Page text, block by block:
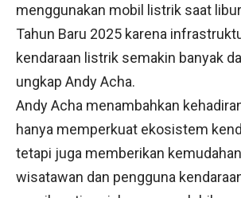
menggunakan mobil listrik saat
Tahun Baru 2025 karena
kendaraan listrik semakin banyak
ungkap Andy Acha.
Andy Acha menambahkan
hanya memperkuat ekosistem
tetapi juga memberikan
wisatawan dan pengguna